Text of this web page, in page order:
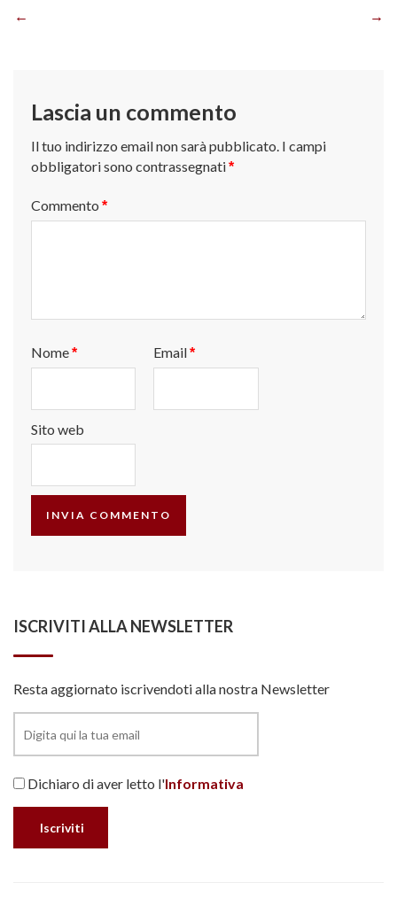
Navigazione
Lascia un commento
Il tuo indirizzo email non sarà pubblicato. I campi
obbligatori sono contrassegnati*
Commento *
Nome* Email*
Sito web
ISCRIVITI ALLA NEWSLETTER
Resta aggiornato iscrivendoti alla nostra Newsletter
Dichiaro di aver letto l'Informativa